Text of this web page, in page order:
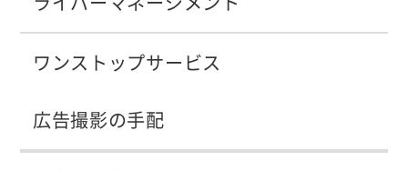
ワンストップサービス
広告撮影の手配